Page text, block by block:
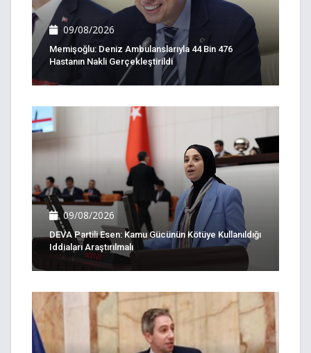
09/08/2026
Memişoğlu: Deniz Ambulanslarıyla 44 Bin 476
Hastanın Nakli Gerçekleştirildi
09/08/2026
DEVA Partili Esen: Kamu Gücünün Kötüye Kullanıldığı
Iddiaları Araştırılmalı